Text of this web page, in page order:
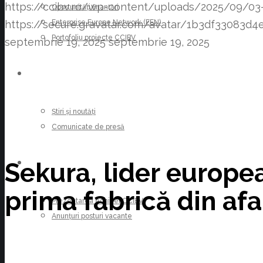
Oportunități finanțări
Enterprise Europe Network (EEN)
Portofoliu proiecte CCIBV
Știri și noutăți
Comunicate de presă
CARIERE
Prezentarea echipei CCIBV
Anunțuri posturi vacante
https://ccibv.ro/wp-content/uploads/2025/09/
https://secure.gravatar.com/avatar/
septembrie 19, 2025 septembrie 19, 2025
Sekura, lider
prima fabrică din